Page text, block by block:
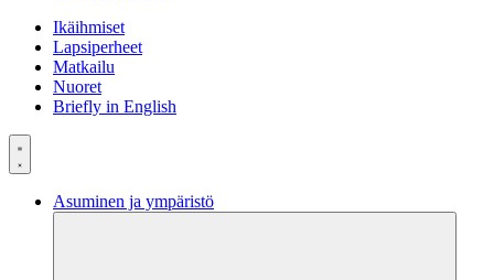
Ikäihmiset
Lapsiperheet
Matkailu
Nuoret
Briefly in English
Asuminen ja ympäristö